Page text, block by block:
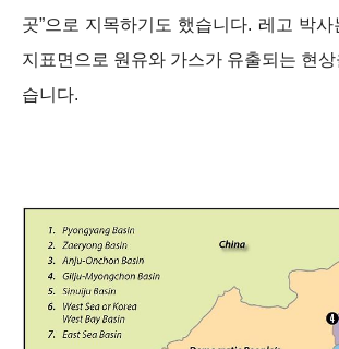
곳”으로 지목하기도 했습니다. 레고 박사
지표면으로 원유와 가스가 유출되는 현
습니다.